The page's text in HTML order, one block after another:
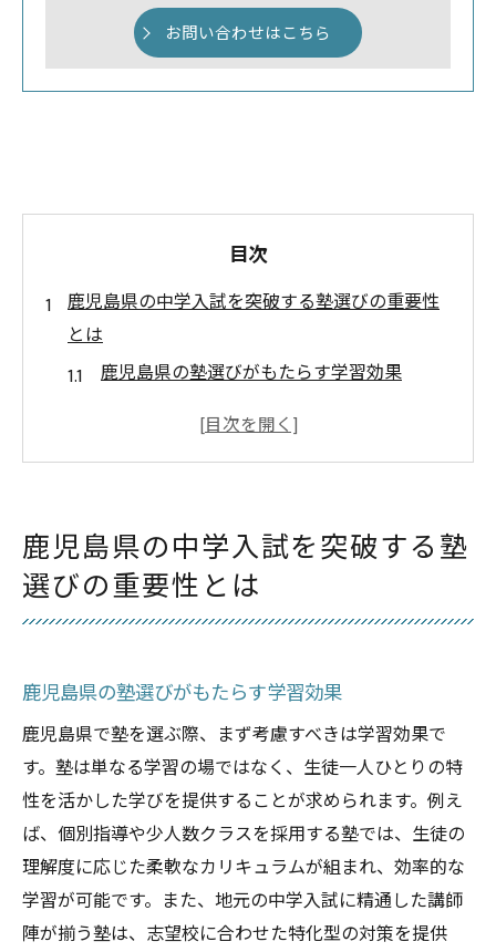
お問い合わせはこちら
目次
鹿児島県の中学入試を突破する塾選びの重要性
とは
鹿児島県の塾選びがもたらす学習効果
中学入試に向けた塾の選び方ガイド
塾選びが中学入試に与える影響
塾で個性を活かした中学入試対策の新しいアプ
ローチ
創造的な学びを提供する塾の方法
生徒一人ひとりのニーズに応える指導
鹿児島の塾で行う個別カリキュラムの効果
受験対策における個性重視の重要性
オーダーメイド学習で中学入試を突破
鹿児島の塾が提供する受験戦略とその効果
受験戦略を強化するための塾の支援
鹿児島県の中学入試を突破する塾
選びの重要性とは
鹿児島県の塾選びがもたらす学習効果
鹿児島県で塾を選ぶ際、まず考慮すべきは学習効果で
す。塾は単なる学習の場ではなく、生徒一人ひとりの特
性を活かした学びを提供することが求められます。例え
ば、個別指導や少人数クラスを採用する塾では、生徒の
理解度に応じた柔軟なカリキュラムが組まれ、効率的な
学習が可能です。また、地元の中学入試に精通した講師
陣が揃う塾は、志望校に合わせた特化型の対策を提供